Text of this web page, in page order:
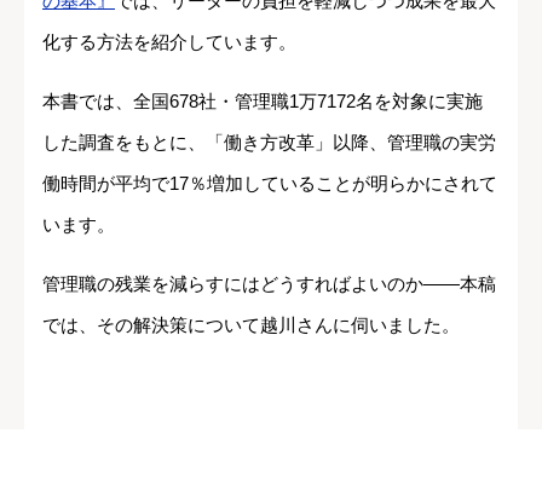
化する方法を紹介しています。
本書では、全国678社・管理職1万7172名を対象に実施
した調査をもとに、「働き方改革」以降、管理職の実労
働時間が平均で17％増加していることが明らかにされて
います。
管理職の残業を減らすにはどうすればよいのか――本稿
では、その解決策について越川さんに伺いました。